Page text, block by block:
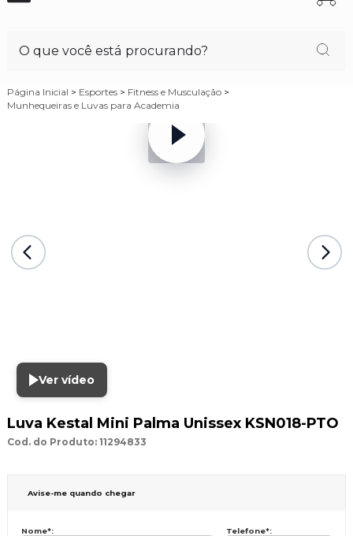
Página Inicial > Esportes > Fitness e Musculação >
Munhequeiras e Luvas para Academia
Ver vídeo
Luva Kestal Mini Palma Unissex KSN018-PTO
Cod. do Produto: 11294833
Avise-me quando chegar
Nome*: Telefone*: